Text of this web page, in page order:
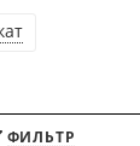
ФИЛЬТР